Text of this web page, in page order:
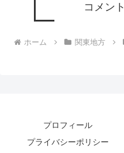
コメン
ホーム 関東地方
プロフィール
プライバシーポリシー